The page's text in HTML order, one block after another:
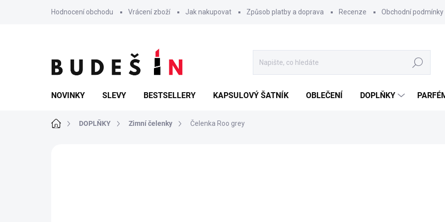
Hodnocení obchodu Vrácení zboží Jak nakupovat Způsob platby a doprava Recenze Obchodní podmínky
Hledat
NOVINKY SLEVY BESTSELLERY KAPSULOVÝ ŠATNÍK OBLEČENÍ DOPLŇKY
Domů DOPLŇKY Zimní čelenky Čelenka Roo grey